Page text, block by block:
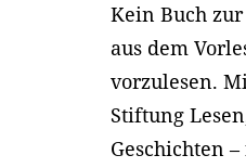
Kein Buch
aus dem
vorzulesen.
Stiftung
Geschichten